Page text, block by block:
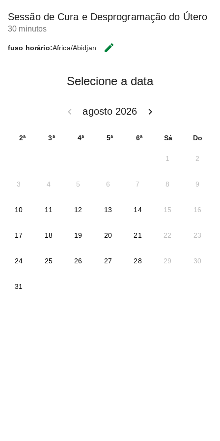
Sessão de Cura e Desprogramação do Útero
30 minutos
fuso horário:Africa/Abidjan editCHANGE THE TIMEZONE.
Selecione a data
agosto 2026
keyboard_arrow_leftGO BACK JULHO 2026 }keyboard_arrow_rightGO FORWARD
2ª 3ª 4ª 5ª 6ª Sá Do
1 2
3 4 5 6 7 8 9
102026-08-10
11 2026-08-11
12 2026-08-12
13 2026-08-13
142026-08-14
15 16
17 2026-08-17
182026-08-18
192026-08-19
202026-08-20
21 2026-08-21
22 23
242026-08-24
252026-08-25
262026-08-26
27 2026-08-27
282026-08-28
29 30
31